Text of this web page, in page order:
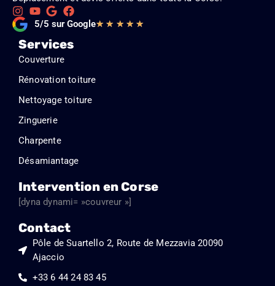
5/5 sur Google★ ★ ★ ★ ★Noté
Services
Couverture
Rénovation toiture
Nettoyage toiture
Zinguerie
Charpente
Désamiantage
Intervention en Corse
[dyna dynami= »couvreur »]
Contact
Pôle de Suartello 2, Route de Mezzavia 20090
Ajaccio
+33 6 44 24 83 45